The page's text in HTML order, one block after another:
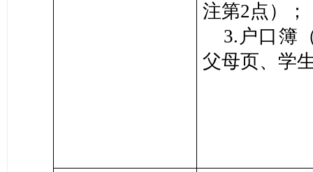
注第2点）；
3.户口簿
父母页、学